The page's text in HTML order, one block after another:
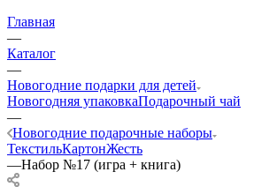
Главная
—
Каталог
—
Новогодние подарки для детей
Новогодняя упаковкаПодарочный чай
—
Новогодние подарочные наборы
ТекстильКартонЖесть
—Набор №17 (игра + книга)